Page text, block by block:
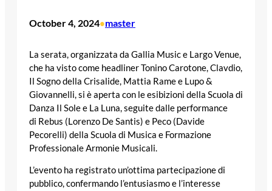
October 4, 2024•master
La serata, organizzata da Gallia Music e Largo Venue,
che ha visto come headliner Tonino Carotone, Clavdio,
Il Sogno della Crisalide, Mattia Rame e Lupo &
Giovannelli, si è aperta con le esibizioni della Scuola di
Danza Il Sole e La Luna, seguite dalle performance
di Rebus (Lorenzo De Santis) e Peco (Davide
Pecorelli) della Scuola di Musica e Formazione
Professionale Armonie Musicali.
L’evento ha registrato un’ottima partecipazione di
pubblico, confermando l’entusiasmo e l’interesse